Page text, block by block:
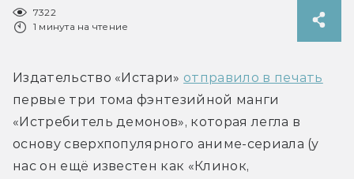
7322
1 минута на чтение
Издательство «Истари» отправило в печать
первые три тома фэнтезийной манги
«Истребитель демонов», которая легла в
основу сверхпопулярного аниме-сериала (у
нас он ещё известен как «Клинок,